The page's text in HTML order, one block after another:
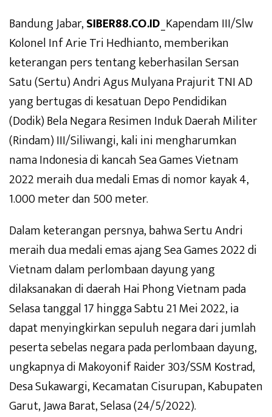
Bandung Jabar,SIBER88.CO.ID _Kapendam III/Slw
Kolonel Inf Arie Tri Hedhianto, memberikan
keterangan pers tentang keberhasilan Sersan
Satu (Sertu) Andri Agus Mulyana Prajurit TNI AD
yang bertugas di kesatuan Depo Pendidikan
(Dodik) Bela Negara Resimen Induk Daerah Militer
(Rindam) III/Siliwangi, kali ini mengharumkan
nama Indonesia di kancah Sea Games Vietnam
2022 meraih dua medali Emas di nomor kayak 4,
1.000 meter dan 500 meter.
Dalam keterangan persnya, bahwa Sertu Andri
meraih dua medali emas ajang Sea Games 2022 di
Vietnam dalam perlombaan dayung yang
dilaksanakan di daerah Hai Phong Vietnam pada
Selasa tanggal 17 hingga Sabtu 21 Mei 2022, ia
dapat menyingkirkan sepuluh negara dari jumlah
peserta sebelas negara pada perlombaan dayung,
ungkapnya di Makoyonif Raider 303/SSM Kostrad,
Desa Sukawargi, Kecamatan Cisurupan, Kabupaten
Garut, Jawa Barat, Selasa (24/5/2022).